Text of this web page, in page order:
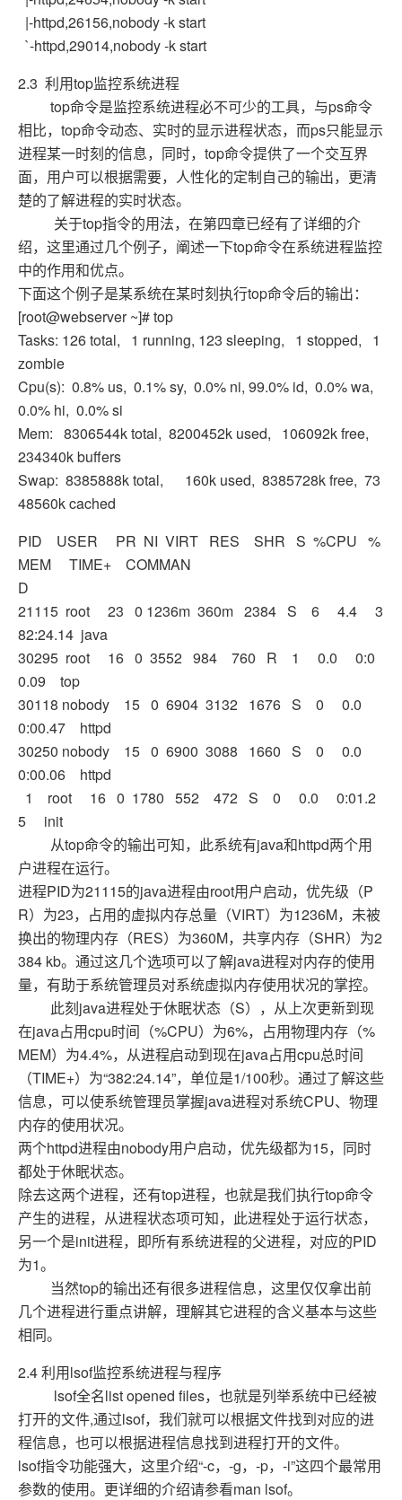
|-httpd,26156,nobody -k start
`-httpd,29014,nobody -k start
2.3 利用top监控系统进程
top命令是监控系统进程必不可少的工具，与ps命令
相比，top命令动态、实时的显示进程状态，而ps只能显示
进程某一时刻的信息，同时，top命令提供了一个交互界
面，用户可以根据需要，人性化的定制自己的输出，更清
楚的了解进程的实时状态。
关于top指令的用法，在第四章已经有了详细的介
绍，这里通过几个例子，阐述一下top命令在系统进程监控
中的作用和优点。
下面这个例子是某系统在某时刻执行top命令后的输出：
[root@webserver ~]# top
Tasks: 126 total, 1 running, 123 sleeping, 1 stopped, 1
zombie
Cpu(s): 0.8% us, 0.1% sy, 0.0% ni, 99.0% id, 0.0% wa,
0.0% hi, 0.0% si
Mem: 8306544k total, 8200452k used, 106092k free,
234340k buffers
Swap: 8385888k total, 160k used, 8385728k free, 73
48560k cached
PID USER PR NI VIRT RES SHR S %CPU %
MEM TIME+ COMMAN
D
21115 root 23 0 1236m 360m 2384 S 6 4.4 3
82:24.14 java
30295 root 16 0 3552 984 760 R 1 0.0 0:0
0.09 top
30118 nobody 15 0 6904 3132 1676 S 0 0.0
0:00.47 httpd
30250 nobody 15 0 6900 3088 1660 S 0 0.0
0:00.06 httpd
1 root 16 0 1780 552 472 S 0 0.0 0:01.2
5 init
从top命令的输出可知，此系统有java和httpd两个用
户进程在运行。
进程PID为21115的java进程由root用户启动，优先级（P
R）为23，占用的虚拟内存总量（VIRT）为1236M，未被
换出的物理内存（RES）为360M，共享内存（SHR）为2
384 kb。通过这几个选项可以了解java进程对内存的使用
量，有助于系统管理员对系统虚拟内存使用状况的掌控。
此刻java进程处于休眠状态（S），从上次更新到现
在java占用cpu时间（%CPU）为6%，占用物理内存（%
MEM）为4.4%，从进程启动到现在java占用cpu总时间
（TIME+）为“382:24.14”，单位是1/100秒。通过了解这些
信息，可以使系统管理员掌握java进程对系统CPU、物理
内存的使用状况。
两个httpd进程由nobody用户启动，优先级都为15，同时
都处于休眠状态。
除去这两个进程，还有top进程，也就是我们执行top命令
产生的进程，从进程状态项可知，此进程处于运行状态，
另一个是init进程，即所有系统进程的父进程，对应的PID
为1。
当然top的输出还有很多进程信息，这里仅仅拿出前
几个进程进行重点讲解，理解其它进程的含义基本与这些
相同。
2.4 利用lsof监控系统进程与程序
lsof全名list opened files，也就是列举系统中已经被
打开的文件,通过lsof，我们就可以根据文件找到对应的进
程信息，也可以根据进程信息找到进程打开的文件。
lsof指令功能强大，这里介绍“-c，-g，-p，-i”这四个最常用
参数的使用。更详细的介绍请参看man lsof。